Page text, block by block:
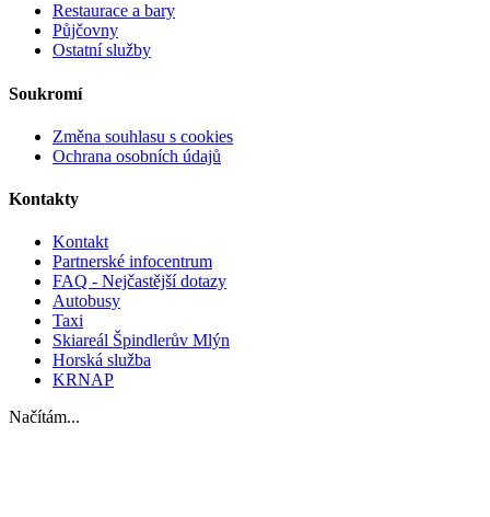
Restaurace a bary
Půjčovny
Ostatní služby
Soukromí
Změna souhlasu s cookies
Ochrana osobních údajů
Kontakty
Kontakt
Partnerské infocentrum
FAQ - Nejčastější dotazy
Autobusy
Taxi
Skiareál Špindlerův Mlýn
Horská služba
KRNAP
Načítám...